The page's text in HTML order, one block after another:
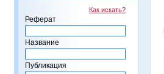
Как искать?
Реферат
Название
Публикация